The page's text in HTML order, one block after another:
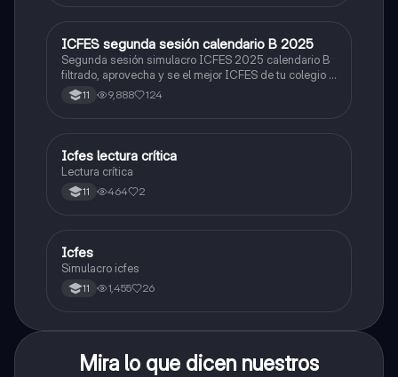
ICFES: Lectura Crítica
ICFES segunda sesión calendario B 2025
Segunda sesión simulacro ICFES 2025 calendario B
filtrado, aprovecha y se el mejor ICFES de tu colegio y
poder ingresar a universidad, y estudiar aquella
carrera con la que tanto sueñas.
11 9,888 124
Lengua Castellana
Icfes lectura crítica
Lectura crítica
11 464 2
ICFES: Sociales y Ciudadanas
Icfes
Simulacro icfes
11 1,455 26
Mira lo que dicen nuestros